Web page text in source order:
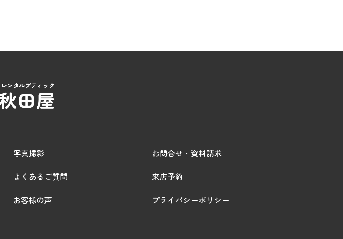
写真撮影
よくあるご質問
お客様の声
お問合せ・資料請求
来店予約
プライバシーポリシー